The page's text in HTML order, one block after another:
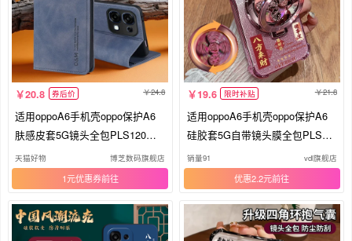
20.8 券后价 24.8
适用oppoA6手机壳oppo保护A6
肤感皮套5G镜头全包PLS120磁
吸翻盖opa6软65g防摔oppopls男
女oppa新款opopa外壳A
天猫好物 博芝数码旗舰店
1元优惠券
19.6 限时补贴 21.8
适用oppoA6手机壳oppo保护A6
硅胶套5G自带镜头膜全包PLS12
0气囊防摔透明opa6软65g支架op
popls男女新款高颜值
销量91 vdl旗舰店
优惠2.2元